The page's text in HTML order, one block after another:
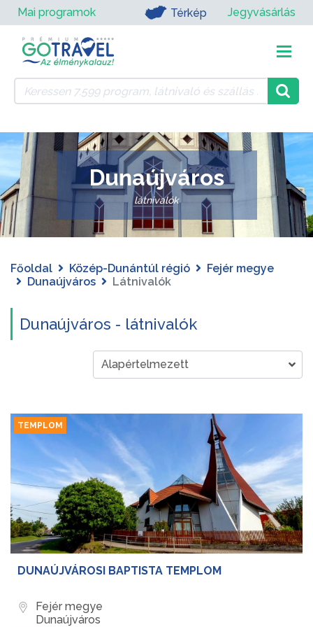
Mai programok Térkép Jegyvásárlás
Dunaújváros
látnivalók
Főoldal Közép-Dunántúl régió
Fejér megye
Dunaújváros
Látnivalók
Dunaújváros - látnivalók
TEMPLOM
DUNAÚJVÁROSI BAPTISTA TEMPLOM
Fejér megye
Dunaújváros